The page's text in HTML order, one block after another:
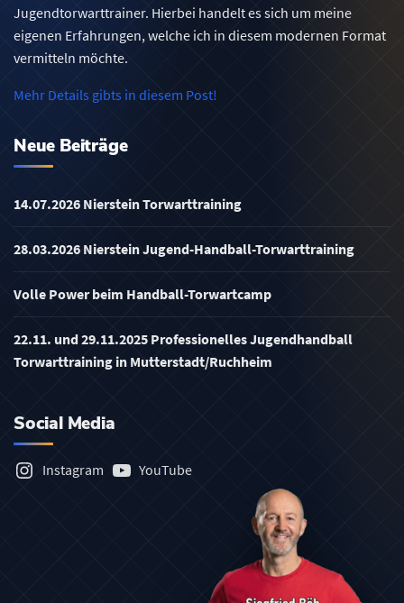
Jugendtorwarttrainer. Hierbei handelt es sich um meine
eigenen Erfahrungen, welche ich in diesem modernen Format
vermitteln möchte.
Mehr Details gibts in diesem Post!
Neue Beiträge
14.07.2026 Nierstein Torwarttraining
28.03.2026 Nierstein Jugend-Handball-Torwarttraining
Volle Power beim Handball-Torwartcamp
22.11. und 29.11.2025 Professionelles Jugendhandball
Torwarttraining in Mutterstadt/Ruchheim
Social Media
Instagram YouTube